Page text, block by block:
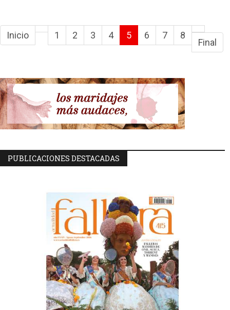
Inicio 1 2 3 4 5 6 7 8
Final
PUBLICACIONES DESTACADAS